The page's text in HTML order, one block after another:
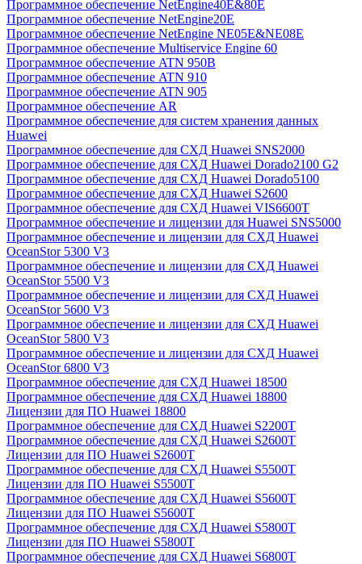
Программное обеспечение NetEngine40E&80E
Программное обеспечение NetEngine20E
Программное обеспечение NetEngine NE05E&NE08E
Программное обеспечение Multiservice Engine 60
Программное обеспечение ATN 950B
Программное обеспечение ATN 910
Программное обеспечение ATN 905
Программное обеспечение AR
Программное обеспечение для систем хранения данных
Huawei
Программное обеспечение для СХД Huawei SNS2000
Программное обеспечение для СХД Huawei Dorado2100 G2
Программное обеспечение для СХД Huawei Dorado5100
Программное обеспечение для СХД Huawei S2600
Программное обеспечение для СХД Huawei VIS6600T
Программное обеспечение и лицензии для Huawei SNS5000
Программное обеспечение и лицензии для СХД Huawei
OceanStor 5300 V3
Программное обеспечение и лицензии для СХД Huawei
OceanStor 5500 V3
Программное обеспечение и лицензии для СХД Huawei
OceanStor 5600 V3
Программное обеспечение и лицензии для СХД Huawei
OceanStor 5800 V3
Программное обеспечение и лицензии для СХД Huawei
OceanStor 6800 V3
Программное обеспечение для СХД Huawei 18500
Программное обеспечение для СХД Huawei 18800
Лицензии для ПО Huawei 18800
Программное обеспечение для СХД Huawei S2200T
Программное обеспечение для СХД Huawei S2600T
Лицензии для ПО Huawei S2600T
Программное обеспечение для СХД Huawei S5500T
Лицензии для ПО Huawei S5500T
Программное обеспечение для СХД Huawei S5600T
Лицензии для ПО Huawei S5600T
Программное обеспечение для СХД Huawei S5800T
Лицензии для ПО Huawei S5800T
Программное обеспечение для СХД Huawei S6800T